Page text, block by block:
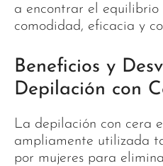
a encontrar el equilibrio
comodidad, eficacia y
Beneficios y
Depilación con
La depilación con cera
ampliamente utilizada
por mujeres para